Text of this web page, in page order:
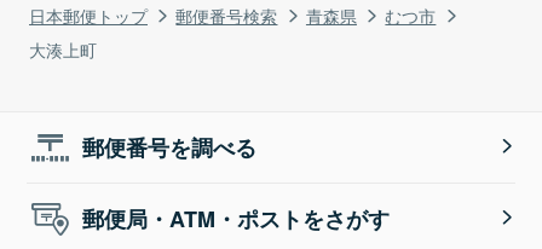
日本郵便トップ 郵便番号検索 青森県
むつ市
大湊上町
郵便番号を調べる
郵便局・ATM・ポストをさがす